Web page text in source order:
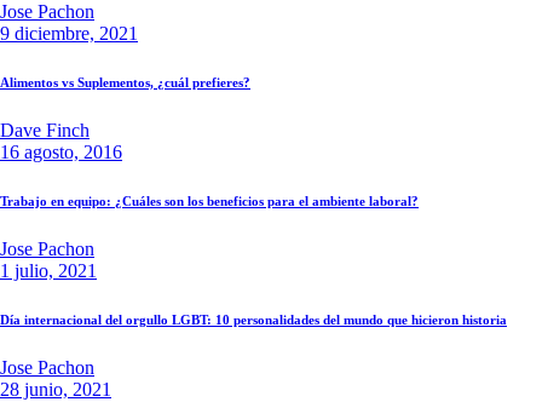
Jose Pachon
9 diciembre, 2021
Alimentos vs Suplementos, ¿cuál prefieres?
Dave Finch
16 agosto, 2016
Trabajo en equipo: ¿Cuáles son los beneficios para el ambiente laboral?
Jose Pachon
1 julio, 2021
Día internacional del orgullo LGBT: 10 personalidades del mundo que hicieron historia
Jose Pachon
28 junio, 2021